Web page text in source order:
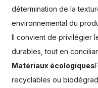
détermination de la
environnemental du
Il convient de privilégier
durables, tout en
Matériaux écologiques
recyclables ou